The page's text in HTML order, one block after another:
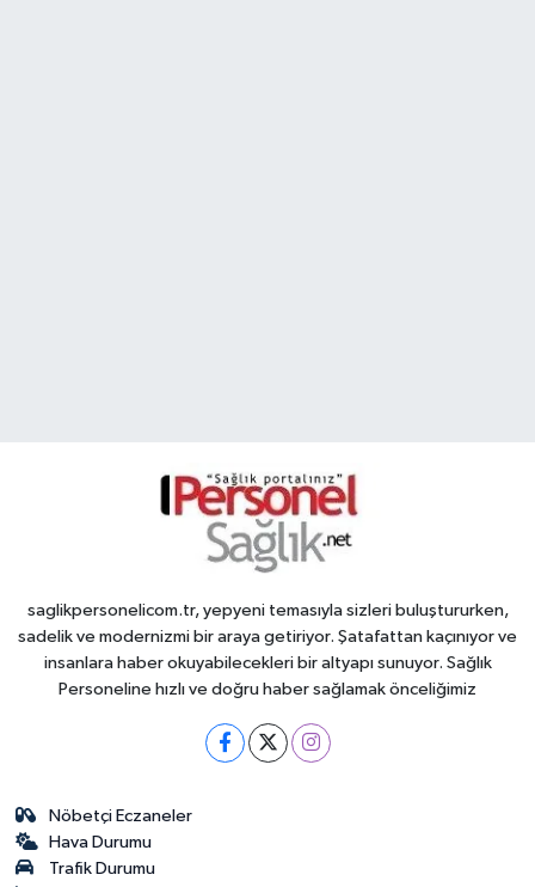
saglikpersonelicom.tr, yepyeni temasıyla sizleri buluştururken,
sadelik ve modernizmi bir araya getiriyor. Şatafattan kaçınıyor ve
insanlara haber okuyabilecekleri bir altyapı sunuyor. Sağlık
Personeline hızlı ve doğru haber sağlamak önceliğimiz
Nöbetçi Eczaneler
Hava Durumu
Trafik Durumu